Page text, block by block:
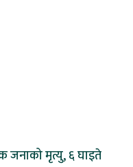
जनाको मृत्यु, ६ घाइते